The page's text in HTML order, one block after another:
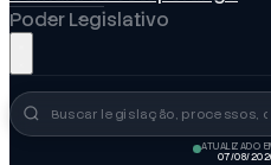
Poder Legislativo
Busca no portal
ATUALIZADO
07/08/